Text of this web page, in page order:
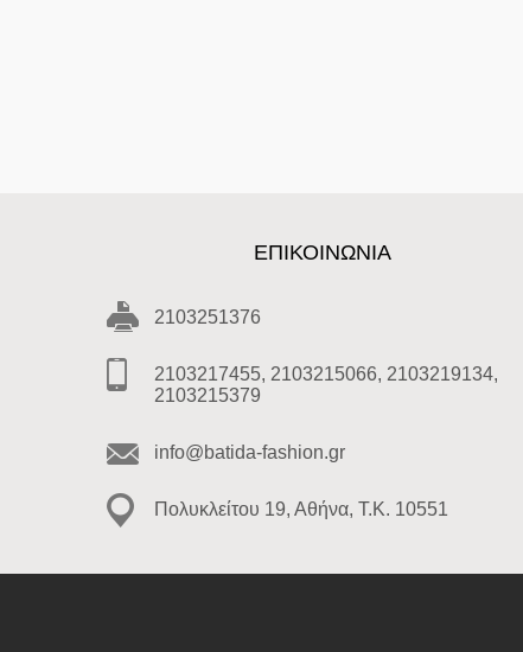
ΕΠΙΚΟΙΝΩΝΊΑ
2103251376
2103217455, 2103215066, 2103219134,
2103215379
info@batida-fashion.gr
Πολυκλείτου 19, Αθήνα, T.K. 10551